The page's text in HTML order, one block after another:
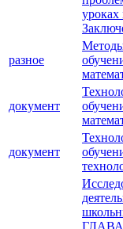
уроках
разное
документ
документ